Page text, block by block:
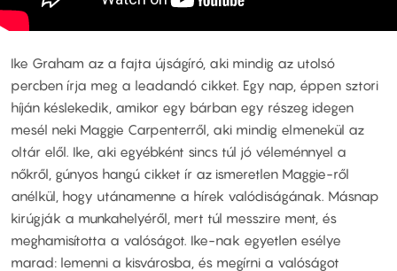
Ike Graham az a fajta újságíró, aki mindig az utolsó
percben írja meg a leadandó cikket. Egy nap, éppen sztori
híján késlekedik, amikor egy bárban egy részeg idegen
mesél neki Maggie Carpenterről, aki mindig elmenekül az
oltár elől. Ike, aki egyébként sincs túl jó véleménnyel a
nőkről, gúnyos hangú cikket ír az ismeretlen Maggie-ről
anélkül, hogy utánamenne a hírek valódiságának. Másnap
kirúgják a munkahelyéről, mert túl messzire ment, és
meghamisította a valóságot. Ike-nak egyetlen esélye
marad: lemenni a kisvárosba, és megírni a valóságot